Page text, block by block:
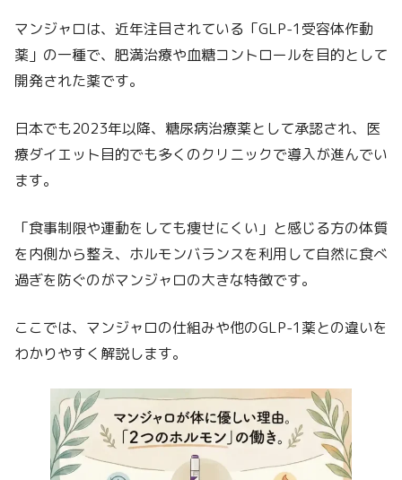
マンジャロは、近年注目されている「GLP-1受容体作動
薬」の一種で、肥満治療や血糖コントロールを目的として
開発された薬です。
日本でも2023年以降、糖尿病治療薬として承認され、医
療ダイエット目的でも多くのクリニックで導入が進んでい
ます。
「食事制限や運動をしても痩せにくい」と感じる方の体質
を内側から整え、ホルモンバランスを利用して自然に食べ
過ぎを防ぐのがマンジャロの大きな特徴です。
ここでは、マンジャロの仕組みや他のGLP-1薬との違いを
わかりやすく解説します。